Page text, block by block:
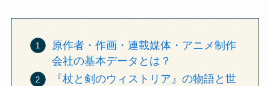
原作者・作画・連載媒体・アニメ制作
会社の基本データとは？
『杖と剣のウィストリア』の物語と世